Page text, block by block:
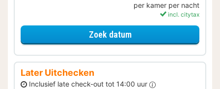
per kamer per nacht
incl. citytax
Zoek datumvoor Met parkeerplek
Later Uitchecken
Inclusief late check-out tot 14:00 uur